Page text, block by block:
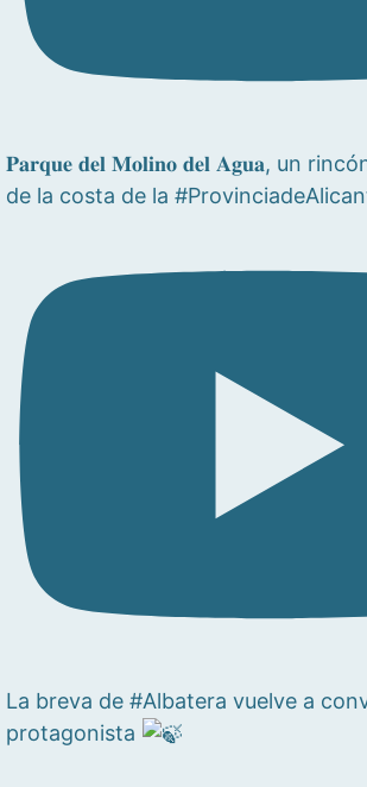
𝐏𝐚𝐫𝐪𝐮𝐞 𝐝𝐞𝐥 𝐌𝐨𝐥𝐢𝐧𝐨 𝐝𝐞𝐥 𝐀𝐠𝐮𝐚, un
de la costa de la
La breva de #Albatera vuelve a
protagonista